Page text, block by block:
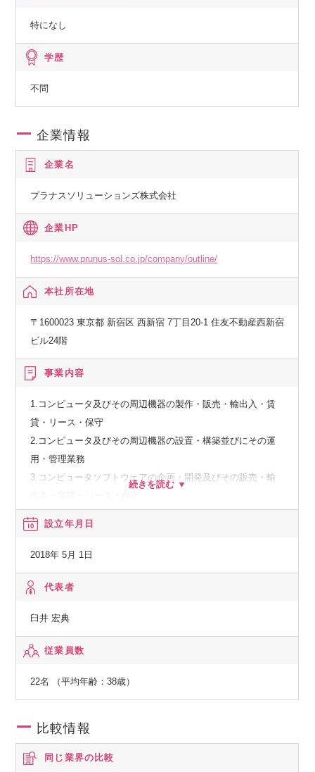
特になし
学歴
不問
企業情報
企業名
プラナスソリューションズ株式会社
企業HP
https://www.prunus-sol.co.jp/company/outline/
本社所在地
〒1600023 東京都 新宿区 西新宿 7丁目20-1 住友不動産西新宿
ビル24階
事業内容
1.コンピュータ及びその周辺機器の製作・販売・輸出入・賃
貸・リース・保守
2.コンピュータ及びその周辺機器の設置・構築並びにその運
用・管理業務
3.コンピュータソフトウェアの企画・開発及びその販売・輸
グ
5.各種システム及びインターネットを利用した情報処理・情
6.コンピュータ、インターネットに関わる教育及びそれらの
7.電気通信事業法に基づく電気通信事業
8.前各号に付帯する一切の業務
設立年月日
2018年 5月 1日
代表者
臼井 宏典
従業員数
22名 （平均年齢：38歳）
比較情報
同じ業界の比較